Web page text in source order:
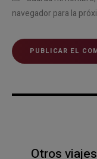
navegador para la
Otros